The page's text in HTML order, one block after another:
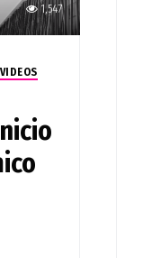
1,547
VIDEOS